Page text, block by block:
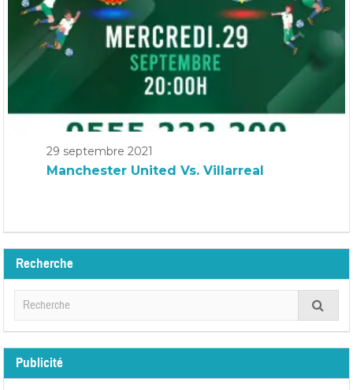
29 septembre 2021
Manchester United Vs. Villarreal
Recherche
Publicité